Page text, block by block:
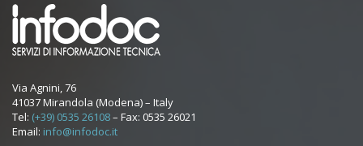
Via Agnini, 76
41037 Mirandola (Modena) – Italy
Tel: (+39) 0535 26108– Fax: 0535 26021
Email: info@infodoc.it